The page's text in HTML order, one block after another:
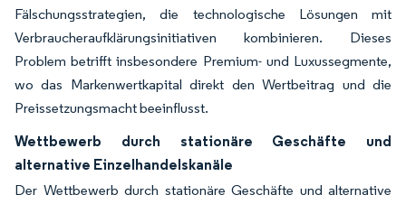
Fälschungsstrategien, die technologische Lösungen mit
Verbraucheraufklärungsinitiativen kombinieren. Dieses
Problem betrifft insbesondere Premium- und Luxussegmente,
wo das Markenwertkapital direkt den Wertbeitrag und die
Preissetzungsmacht beeinflusst.
Wettbewerb durch stationäre Geschäfte und
alternative Einzelhandelskanäle
Der Wettbewerb durch stationäre Geschäfte und alternative